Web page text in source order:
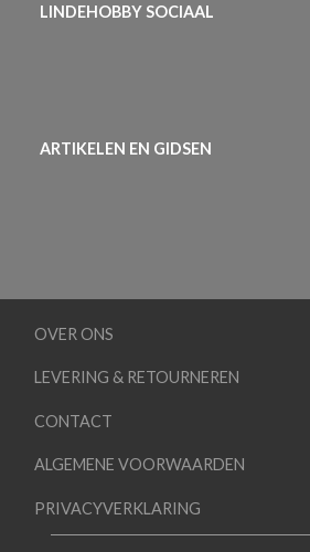
LINDEHOBBY SOCIAAL
ARTIKELEN EN GIDSEN
OVER ONS
LEVERING & RETOURNEREN
CONTACT
ALGEMENE VOORWAARDEN
PRIVACYVERKLARING